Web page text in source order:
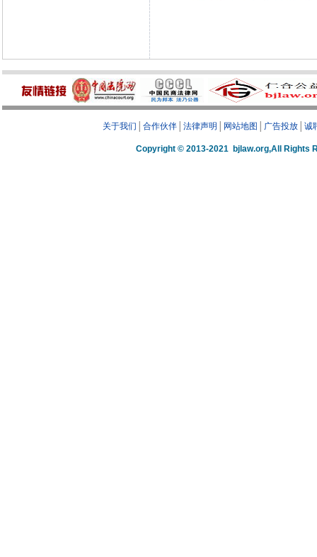
关于我们 合作伙伴 法律声明 网站地图 广告投放 诚
Copyright © 2013-2021 bjlaw.org,All Rights